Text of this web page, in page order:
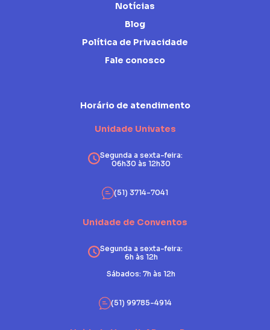
Notícias
Blog
Política de Privacidade
Fale conosco
Horário de atendimento
Unidade Univates
Segunda a sexta-feira:
06h30 às 12h30
(51) 3714-7041
Unidade de Conventos
Segunda a sexta-feira:
6h às 12h
Sábados: 7h às 12h
(51) 99785-4914